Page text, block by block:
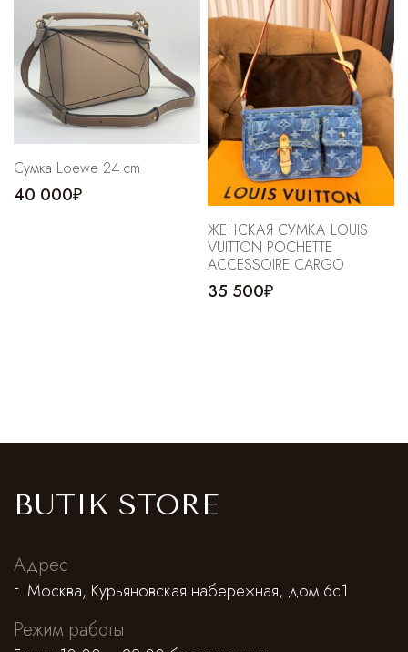
Сумка Loewe 24 cm
40 000₽
ЖЕНСКАЯ СУМКА LOUIS
VUITTON POCHETTE
ACCESSOIRE CARGO
35 500₽
BUTIK STORE
Адрес
г. Москва, Курьяновская набережная, дом 6с1
Режим работы